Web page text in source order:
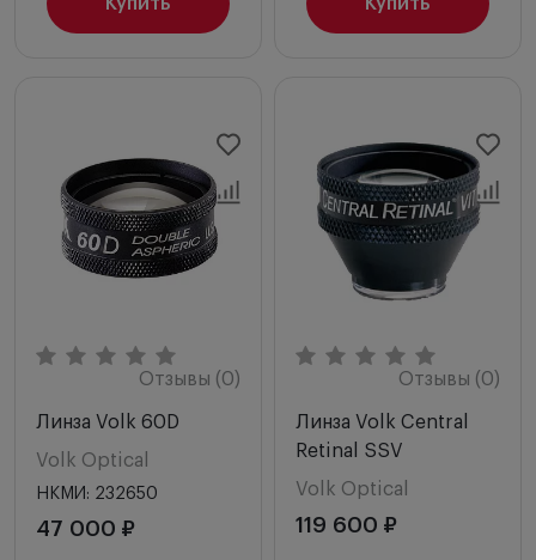
Отзывы (0)
Линза Volk 60D
Volk Optical
НКМИ: 232650
47 000 ₽
Отзывы (0)
Линза Volk Central
Retinal SSV
Volk Optical
119 600 ₽